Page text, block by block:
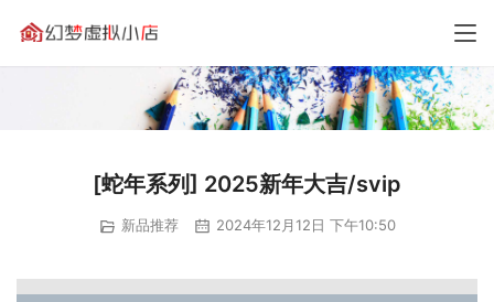
[蛇年系列] 2025新年大吉/svip
新品推荐 2024年12月12日 下午10:50